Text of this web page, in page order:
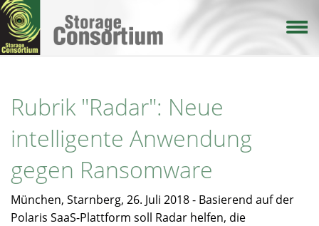
Direkt
zum
Inhalt
Rubrik "Radar": Neue
intelligente Anwendung
gegen Ransomware
München, Starnberg, 26. Juli 2018 - Basierend auf der
Polaris SaaS-Plattform soll Radar helfen, die